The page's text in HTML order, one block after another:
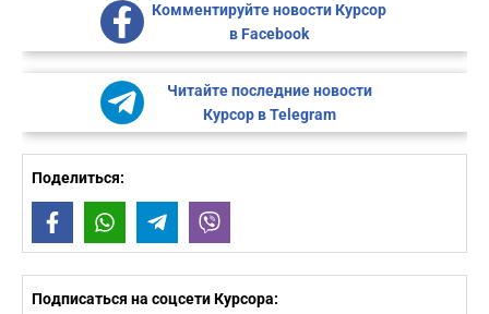
Комментируйте новости Курсор
в Facebook
Читайте последние новости
Курсор в Telegram
Поделиться:
FacebookWhatsAppTelegram
Подписаться на соцсети Курсора: